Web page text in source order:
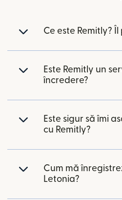
Ce este Remitly?
Este Remitly un
încredere?
Este sigur să îmi
cu Remitly?
Cum mă
Letonia?